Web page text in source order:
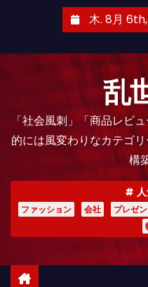
木. 8月
乱
「社会風刺」「商品レビ
的には風変わりなカテゴ
構
ファッション 会社 プレゼ